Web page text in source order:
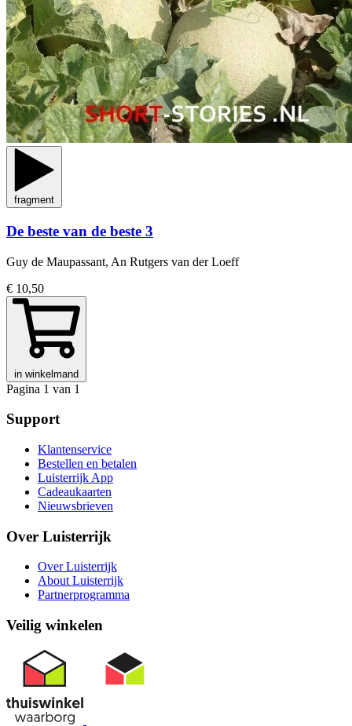
fragment
De beste van de beste 3
Guy de Maupassant, An Rutgers van der Loeff
€ 10,50
in winkelmand
Pagina 1 van 1
Support
Klantenservice
Bestellen en betalen
Luisterrijk App
Cadeaukaarten
Nieuwsbrieven
Over Luisterrijk
Over Luisterrijk
About Luisterrijk
Partnerprogramma
Veilig winkelen